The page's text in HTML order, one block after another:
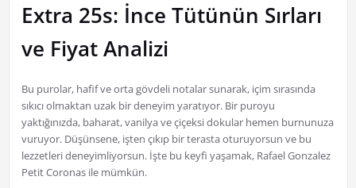
Extra 25s: İnce Tütünün Sırları
ve Fiyat Analizi
Bu purolar, hafif ve orta gövdeli notalar sunarak, içim sırasında
sıkıcı olmaktan uzak bir deneyim yaratıyor. Bir puroyu
yaktığınızda, baharat, vanilya ve çiçeksi dokular hemen burnunuza
vuruyor. Düşünsene, işten çıkıp bir terasta oturuyorsun ve bu
lezzetleri deneyimliyorsun. İşte bu keyfi yaşamak, Rafael Gonzalez
Petit Coronas ile mümkün.